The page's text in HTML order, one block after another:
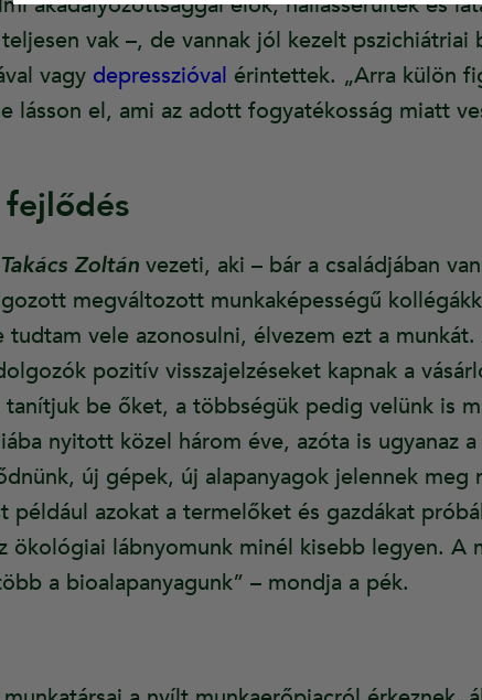
vak –, de vannak jól kezelt
vagy depresszióval érintettek. „Arra külön
lásson el, ami az adott fogyatékosság miatt
Takács Zoltán vezeti, aki – bár a családjában
megváltozott munkaképességű
vele azonosulni, élvezem ezt a
pozitív visszajelzéseket kapnak a
be őket, a többségük pedig velünk is
nyitott közel három éve, azóta is ugyanaz
új gépek, új alapanyagok jelennek meg
például azokat a termelőket és gazdákat
ökológiai lábnyomunk minél kisebb legyen. A
a bioalapanyagunk” – mondja a pék.